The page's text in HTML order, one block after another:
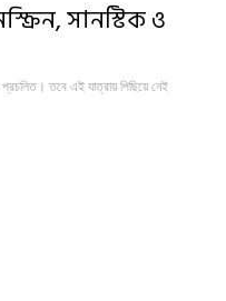
সানস্টিক ও
প্রচলিত। তবে এই যাত্রায় পিছিয়ে নেই